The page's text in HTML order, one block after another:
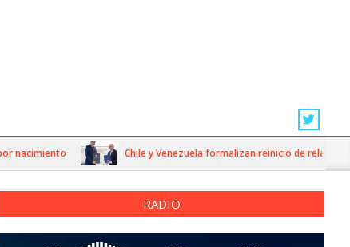
nacimiento Chile y Venezuela formalizan reinicio de relaciones
RADIO